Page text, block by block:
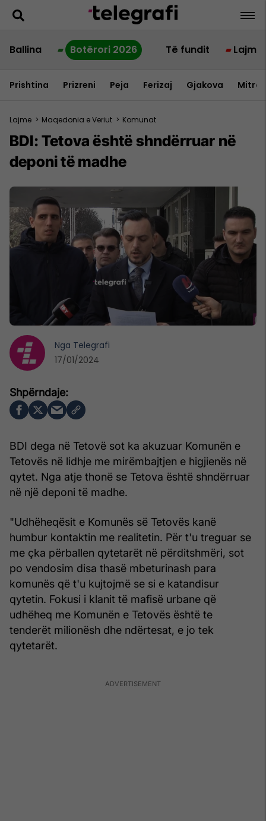
Ballina Botërori 2026 Të fundit Lajme
Prishtina Prizreni Peja Ferizaj Gjakova
Lajme > Maqedonia e Veriut > Komunat
BDI: Tetova është shndërruar në
deponi të madhe
BDI dega në Tetovë sot ka akuzuar Komunën e
Tetovës në lidhje me mirëmbajtjen e higjienës në
qytet. Nga atje thonë se Tetova është shndërruar
në një deponi të madhe.
"Udhëheqësit e Komunës së Tetovës kanë
humbur kontaktin me realitetin. Për t'u treguar se
me çka përballen qytetarët në përditshmëri, sot
po vendosim disa thasë mbeturinash para
komunës që t'u kujtojmë se si e katandisur
qytetin. Fokusi i klanit të mafisë urbane që
udhëheq me Komunën e Tetovës është te
tenderët milionësh dhe ndërtesat, e jo tek
qytetarët.
Nga Telegrafi
17/01/2024